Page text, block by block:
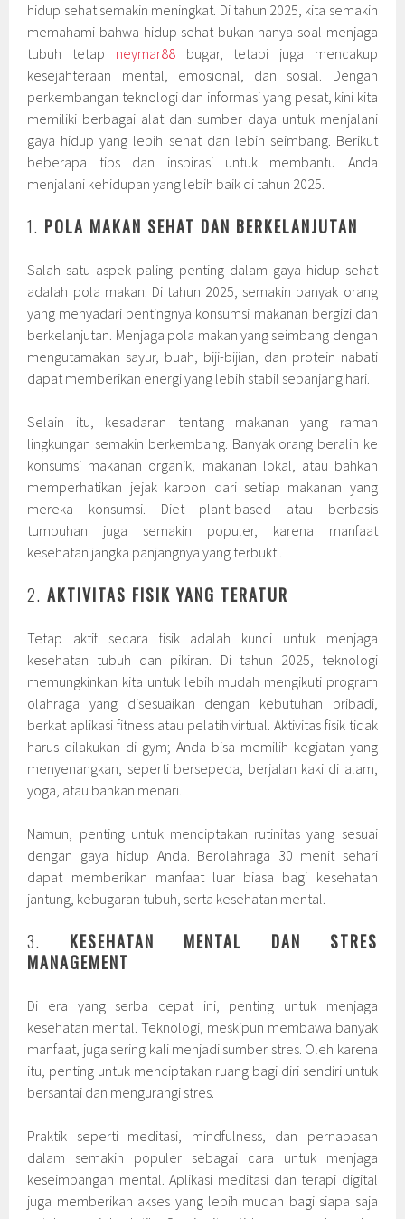
hidup sehat semakin meningkat. Di tahun 2025, kita semakin
memahami bahwa hidup sehat bukan hanya soal menjaga
tubuh tetap neymar88bugar, tetapi juga mencakup
kesejahteraan mental, emosional, dan sosial. Dengan
perkembangan teknologi dan informasi yang pesat, kini kita
memiliki berbagai alat dan sumber daya untuk menjalani
gaya hidup yang lebih sehat dan lebih seimbang. Berikut
beberapa tips dan inspirasi untuk membantu Anda
menjalani kehidupan yang lebih baik di tahun 2025.
1. POLA MAKAN SEHAT DAN BERKELANJUTAN
Salah satu aspek paling penting dalam gaya hidup sehat
adalah pola makan. Di tahun 2025, semakin banyak orang
yang menyadari pentingnya konsumsi makanan bergizi dan
berkelanjutan. Menjaga pola makan yang seimbang dengan
mengutamakan sayur, buah, biji-bijian, dan protein nabati
dapat memberikan energi yang lebih stabil sepanjang hari.
Selain itu, kesadaran tentang makanan yang ramah
lingkungan semakin berkembang. Banyak orang beralih ke
konsumsi makanan organik, makanan lokal, atau bahkan
memperhatikan jejak karbon dari setiap makanan yang
mereka konsumsi. Diet plant-based atau berbasis
tumbuhan juga semakin populer, karena manfaat
kesehatan jangka panjangnya yang terbukti.
2.AKTIVITAS FISIK YANG TERATUR
Tetap aktif secara fisik adalah kunci untuk menjaga
kesehatan tubuh dan pikiran. Di tahun 2025, teknologi
memungkinkan kita untuk lebih mudah mengikuti program
olahraga yang disesuaikan dengan kebutuhan pribadi,
berkat aplikasi fitness atau pelatih virtual. Aktivitas fisik tidak
harus dilakukan di gym; Anda bisa memilih kegiatan yang
menyenangkan, seperti bersepeda, berjalan kaki di alam,
yoga, atau bahkan menari.
Namun, penting untuk menciptakan rutinitas yang sesuai
dengan gaya hidup Anda. Berolahraga 30 menit sehari
dapat memberikan manfaat luar biasa bagi kesehatan
jantung, kebugaran tubuh, serta kesehatan mental.
3. KESEHATAN MENTAL DAN STRES
MANAGEMENT
Di era yang serba cepat ini, penting untuk menjaga
kesehatan mental. Teknologi, meskipun membawa banyak
manfaat, juga sering kali menjadi sumber stres. Oleh karena
itu, penting untuk menciptakan ruang bagi diri sendiri untuk
bersantai dan mengurangi stres.
Praktik seperti meditasi, mindfulness, dan pernapasan
dalam semakin populer sebagai cara untuk menjaga
keseimbangan mental. Aplikasi meditasi dan terapi digital
juga memberikan akses yang lebih mudah bagi siapa saja